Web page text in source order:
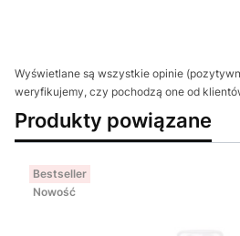
Wyświetlane są wszystkie opinie
weryfikujemy, czy pochodzą one od
Produkty powiązane
Bestseller
Nowość